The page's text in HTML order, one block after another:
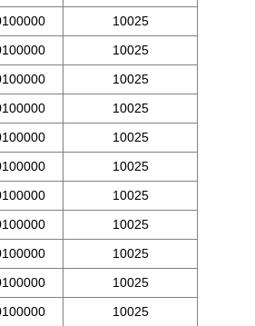
10025
10025
10025
10025
10025
10025
10025
10025
10025
10025
10025